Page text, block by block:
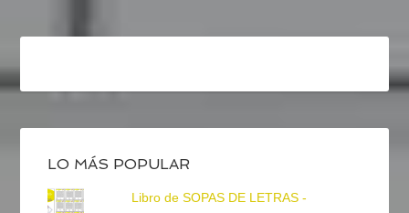
LO MÁS POPULAR
Libro de SOPAS DE LETRAS -